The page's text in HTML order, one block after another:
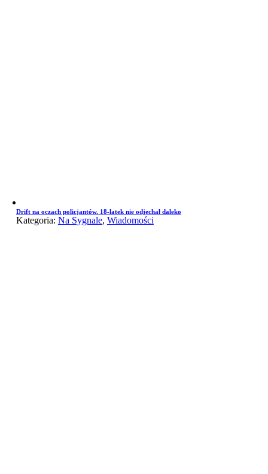
Drift na oczach policjantów. 18-latek nie odjechał daleko
Kategoria: Na Sygnale, Wiadomości